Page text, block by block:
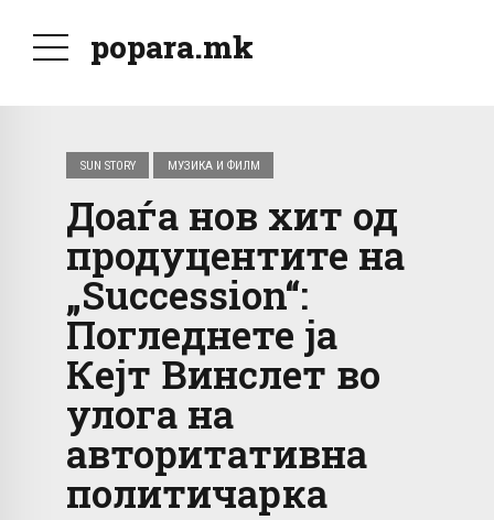
popara.mk
SUN STORY МУЗИКА И ФИЛМ
Доаѓа нов хит од
продуцентите на
„Succession“:
Погледнете ја
Кејт Винслет во
улога на
авторитативна
политичарка